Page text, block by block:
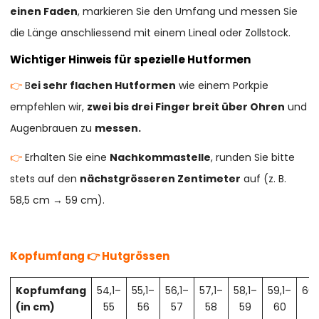
einen Faden, markieren Sie den Umfang und messen Sie
die Länge anschliessend mit einem Lineal oder Zollstock.
Wichtiger Hinweis für spezielle Hutformen
👉Bei sehr flachen Hutformen wie einem Porkpie
empfehlen wir, zwei bis drei Finger breit über Ohren und
Augenbrauen zu messen.
👉Erhalten Sie eine Nachkommastelle, runden Sie bitte
stets auf den nächstgrösseren Zentimeter auf (z. B.
58,5 cm → 59 cm).
Kopfumfang 👉 Hutgrössen
Kopfumfang
(in cm)
54,1–
55
55,1–
56
56,1–
57
57,1–
58
58,1–
59
59,1–
60